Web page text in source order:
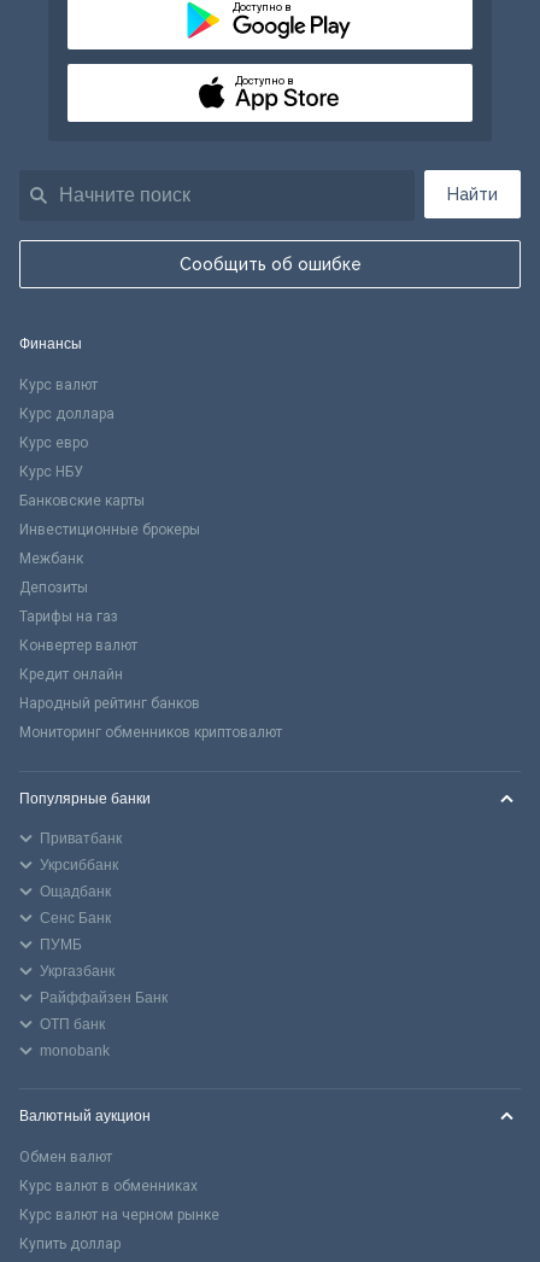
Найти
Сообщить об ошибке
Доступно в
Доступно в
Финансы
Курс валют
Курс доллара
Курс евро
Курс НБУ
Банковские карты
Инвестиционные брокеры
Межбанк
Депозиты
Тарифы на газ
Конвертер валют
Кредит онлайн
Народный рейтинг банков
Мониторинг обменников криптовалют
Популярные банки
Приватбанк
Укрсиббанк
Ощадбанк
Сенс Банк
ПУМБ
Укргазбанк
Райффайзен Банк
ОТП банк
monobank
Валютный аукцион
Обмен валют
Курс валют в обменниках
Курс валют на черном рынке
Купить доллар